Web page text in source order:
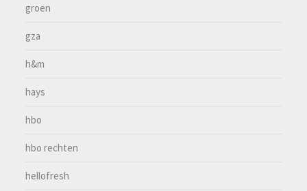
groen
gza
h&m
hays
hbo
hbo rechten
hellofresh